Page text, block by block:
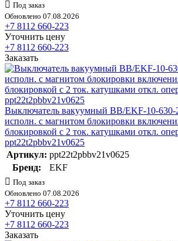
Под заказ
Обновлено 07.08.2026
+7 8112 660-223
Уточнить цену
+7 8112 660-223
Заказать
Выключатель вакуумный BB/EKF-10-630-
исполн. с магнитом блокировки
блокировкой с 2 ток. катушками откл.
ppt22t2pbbv21v0625
Артикул: ppt22t2pbbv21v0625
Бренд:
EKF
Под заказ
Обновлено 07.08.2026
+7 8112 660-223
Уточнить цену
+7 8112 660-223
Заказать